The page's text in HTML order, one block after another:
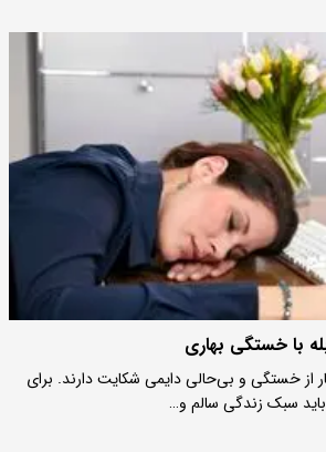
با خستگی بهاری
از خستگی و بی‌حالی دایمی شکایت دارند. برای
سبک زندگی سالم و…